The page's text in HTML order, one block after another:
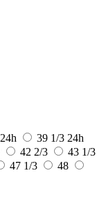
24h 39 1/3 24h
42 2/3
43 1/3
47 1/3
48